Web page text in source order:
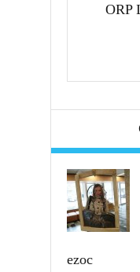
ORP
ezoc